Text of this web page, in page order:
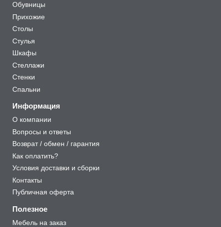
Обувницы
Прихожие
Столы
Стулья
Шкафы
Стеллажи
Стенки
Спальни
Информация
О компании
Вопросы и ответы
Возврат / обмен / гарантия
Как оплатить?
Условия доставки и сборки
Контакты
Публичная оферта
Полезное
Мебель на заказ